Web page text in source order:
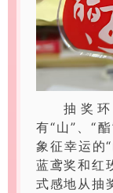
抽奖
有“山”、“
象征幸运的
蓝鸢奖和红
式感地从抽